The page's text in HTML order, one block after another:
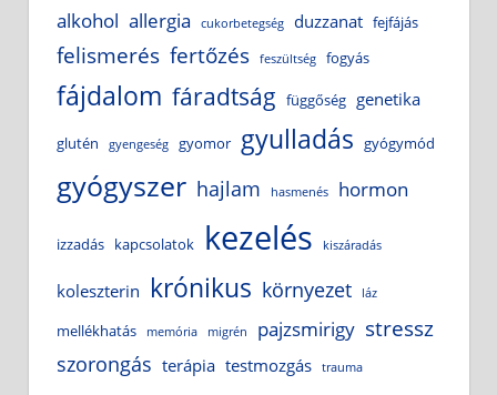
alkohol allergia cukorbetegség duzzanat fejfájás
felismerés fertőzés feszültség fogyás
fájdalom fáradtság függőség genetika
glutén gyengeség gyomor gyulladás gyógymód
gyógyszer hajlam hasmenés hormon
izzadás kapcsolatok kezelés kiszáradás
koleszterin krónikus környezet láz
mellékhatás memória migrén pajzsmirigy stressz
szorongás terápia testmozgás trauma